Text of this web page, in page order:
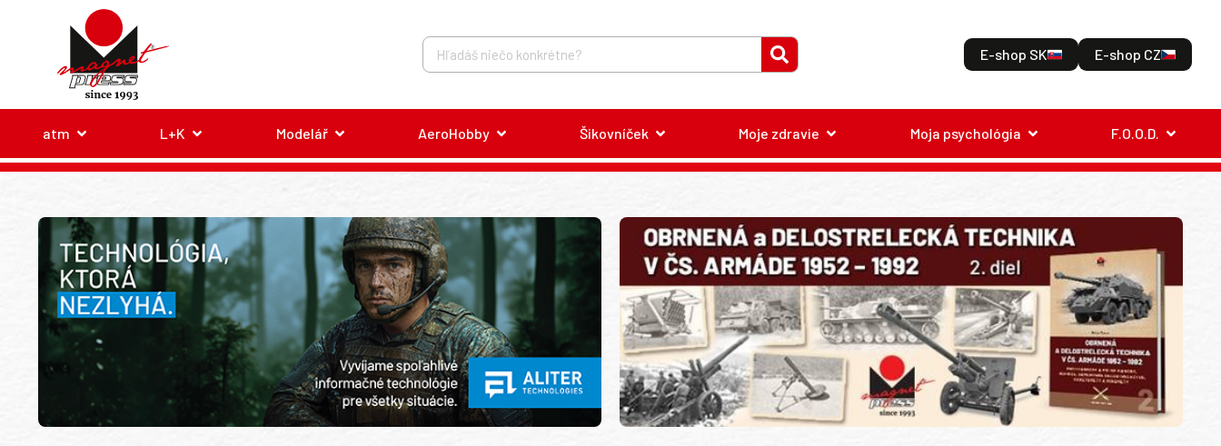
E-shop SK E-shop CZ
atm L+K Modelář AeroHobby Šikovníček Moje zdravie Moja psychológia F.O.O.D.